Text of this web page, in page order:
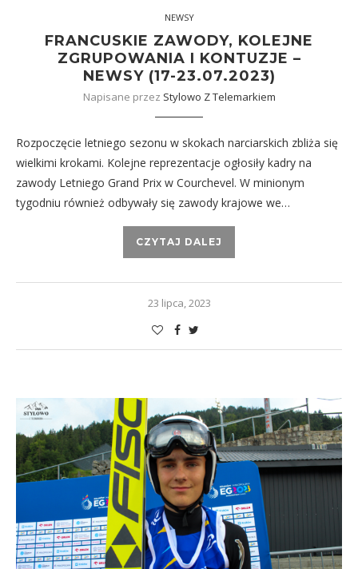
NEWSY
FRANCUSKIE ZAWODY, KOLEJNE
ZGRUPOWANIA I KONTUZJE –
NEWSY (17-23.07.2023)
Napisane przez Stylowo Z Telemarkiem
Rozpoczęcie letniego sezonu w skokach narciarskich zbliża się
wielkimi krokami. Kolejne reprezentacje ogłosiły kadry na
zawody Letniego Grand Prix w Courchevel. W minionym
tygodniu również odbywały się zawody krajowe we…
CZYTAJ DALEJ
23 lipca, 2023